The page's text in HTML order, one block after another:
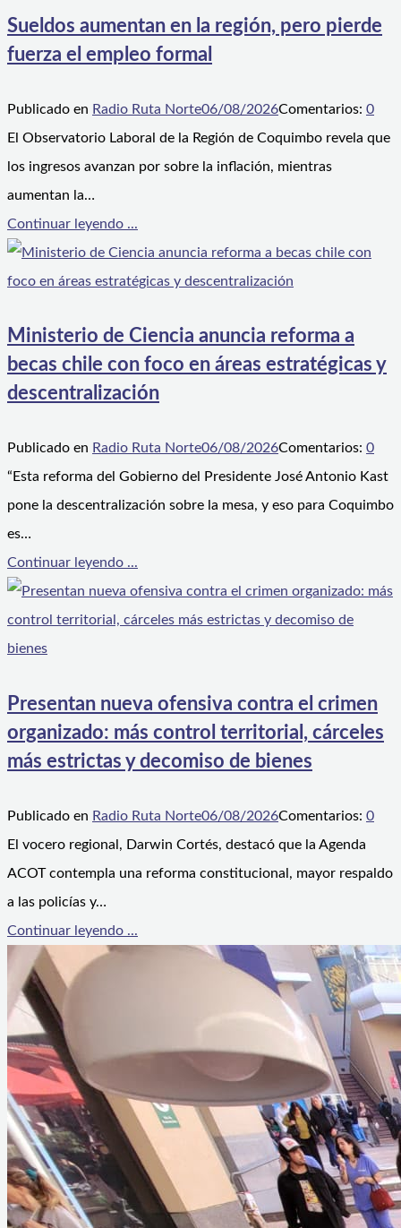
Sueldos aumentan en la región, pero pierde
fuerza el empleo formal
Publicado en Radio Ruta Norte06/08/2026Comentarios: 0
El Observatorio Laboral de la Región de Coquimbo revela que
los ingresos avanzan por sobre la inflación, mientras
aumentan la…
Continuar leyendo ...
Ministerio de Ciencia anuncia reforma a
becas chile con foco en áreas estratégicas y
descentralización
Publicado en Radio Ruta Norte06/08/2026Comentarios: 0
“Esta reforma del Gobierno del Presidente José Antonio Kast
pone la descentralización sobre la mesa, y eso para Coquimbo
es…
Continuar leyendo ...
Presentan nueva ofensiva contra el crimen
organizado: más control territorial, cárceles
más estrictas y decomiso de bienes
Publicado en Radio Ruta Norte06/08/2026Comentarios: 0
El vocero regional, Darwin Cortés, destacó que la Agenda
ACOT contempla una reforma constitucional, mayor respaldo
a las policías y…
Continuar leyendo ...